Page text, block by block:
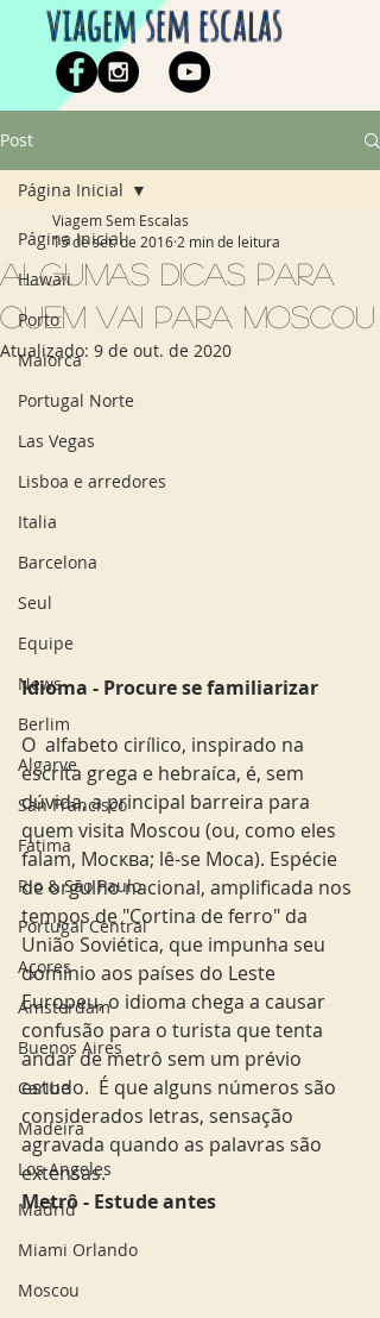
viagem sem escalas
Post
Página Inicial
Hawaii
Porto
Maiorca
Portugal Norte
Las Vegas
Lisboa e arredores
Italia
Barcelona
Seul
Equipe
News
Berlim
Algarve
San Francisco
Fatima
Rio & São Paulo
Portugal Central
Açores
Amsterdam
Buenos Aires
Caribe
Madeira
Los Angeles
Madrid
Miami Orlando
Moscou
Página Inicial
Algumas dicas para
quem vai para Moscou
Viagem Sem Escalas
15 de set. de 2016 2 min de leitura
Atualizado: 9 de out. de 2020
Idioma - Procure se familiarizar
O  alfabeto cirílico, inspirado na
escrita grega e hebraíca, é, sem
dúvida, a principal barreira para
quem visita Moscou (ou, como eles
falam, Москва; lê-se Moca). Espécie
de orgulho nacional, amplificada nos
tempos de "Cortina de ferro" da
União Soviética, que impunha seu
domínio aos países do Leste
Europeu, o idioma chega a causar
confusão para o turista que tenta
andar de metrô sem um prévio
estudo.  É que alguns números são
considerados letras, sensação
agravada quando as palavras são
extensas.
Metrô - Estude antes